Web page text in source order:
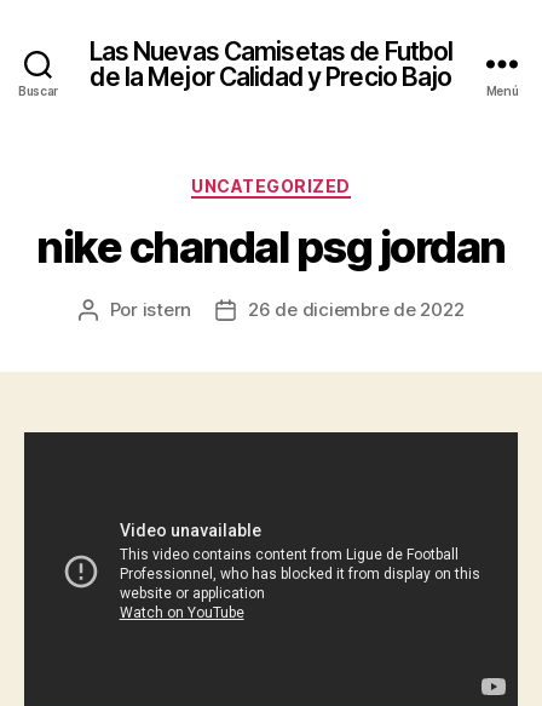
Buscar
Las Nuevas Camisetas de Futbol
de la Mejor Calidad y Precio Bajo
Menú
Categorías
UNCATEGORIZED
nike chandal psg jordan
Autor
Por istern
Fecha26 de diciembre de 2022